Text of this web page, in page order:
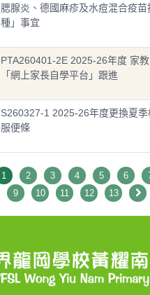
腮腺炎、德國麻疹及水痘混合疫苗
種」事宜
PTA260401-2E 2025-26年度 家
「網上家長自學平台」跟進
S260327-1 2025-26年度更換夏季
服便條
1 2 3 4 5 6
9 10 11 12 13